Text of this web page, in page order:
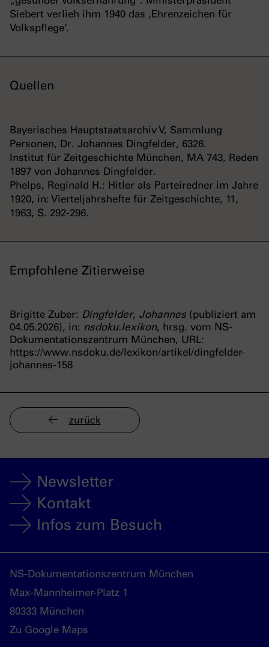
Siebert verlieh ihm 1940 das ‚Ehrenzeichen für
Volkspflege‘.
Quellen
Bayerisches Hauptstaatsarchiv V, Sammlung
Personen, Dr. Johannes Dingfelder, 6326.
Institut für Zeitgeschichte München, MA 743, Reden
1897 von Johannes Dingfelder.
Phelps, Reginald H.: Hitler als Parteiredner im Jahre
1920, in: Vierteljahrshefte für Zeitgeschichte, 11,
1963, S. 292-296.
Empfohlene Zitierweise
Brigitte Zuber: Dingfelder, Johannes (publiziert am
04.05.2026), in: nsdoku.lexikon, hrsg. vom NS-
Dokumentationszentrum München, URL:
https://www.nsdoku.de/lexikon/artikel/dingfelder-
johannes-158
zurück
Newsletter
Kontakt
Infos zum Besuch
NS-Dokumentationszentrum München
Max-Mannheimer-Platz 1
80333 München
Zu Google Maps